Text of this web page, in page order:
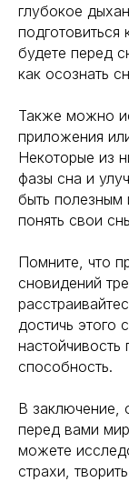
глубокое
будете перед
как осознать
Также можно
приложения
Некоторые из
фазы сна и
быть полезным
понять свои
Помните, что
сновидений
достичь этого
настойчивость
способность.
В заключение,
перед вами
можете
страхи,